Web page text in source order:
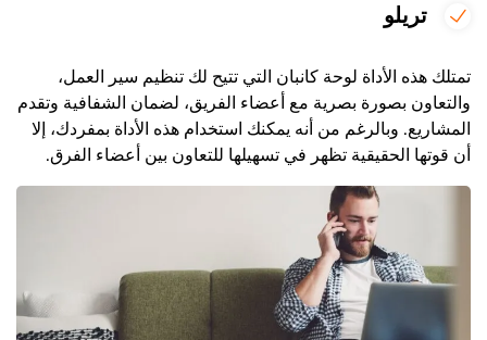
تريلو
تمتلك هذه الأداة لوحة كانبان التي تتيح لك تنظيم سير العمل،
والتعاون بصورة بصرية مع أعضاء الفريق، لضمان الشفافية وتقدم
المشاريع. وبالرغم من أنه يمكنك استخدام هذه الأداة بمفردك، إلا
أن قوتها الحقيقية تظهر في تسهيلها للتعاون بين أعضاء الفرق.